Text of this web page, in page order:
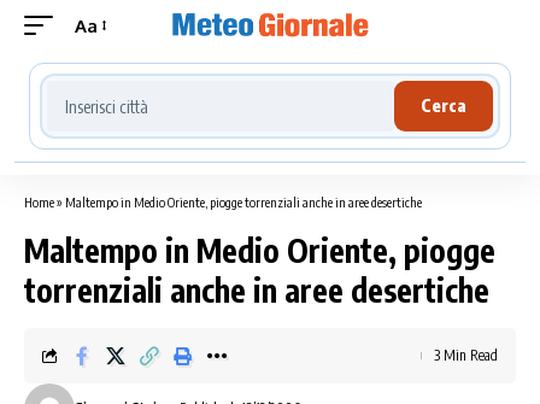
Aa
Cerca località meteo
Cerca
Home» Maltempo in Medio Oriente, piogge torrenziali anche in aree desertiche
Maltempo in Medio Oriente, piogge
torrenziali anche in aree desertiche
3 Min Read